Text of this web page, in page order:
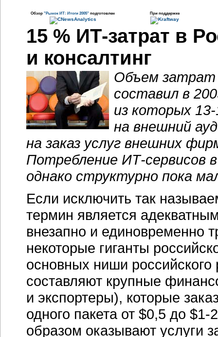
Обзор "Рынок ИТ: Итоги 2005" подготовлен При поддержке
15 % ИТ-затрат в
и консалтинг
Объем затрат
составил в
из которых
на внешний
на заказ услуг внешних
Потребление ИТ-сервисов
однако структурно пока
Если исключить так
термин является
внезапно и единовременно
некоторые гиганты
основных ниши
составляют крупные
и экспортеры), которые
одного пакета от $0,5 до $1-
образом оказывают услуги